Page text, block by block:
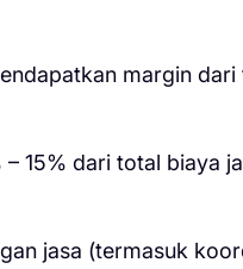
margin
15% dari total biaya
jasa (termasuk